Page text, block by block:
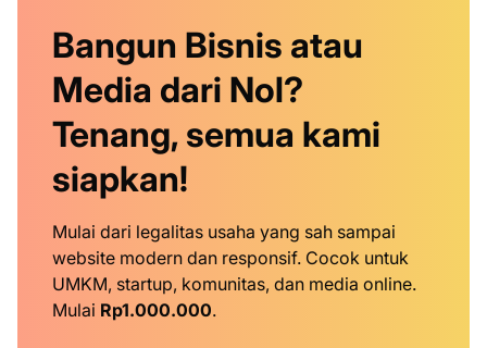
Bangun Bisnis atau
Media dari Nol?
Tenang, semua kami
siapkan!
Mulai dari legalitas usaha yang sah sampai
website modern dan responsif. Cocok untuk
UMKM, startup, komunitas, dan media online.
Mulai Rp1.000.000.